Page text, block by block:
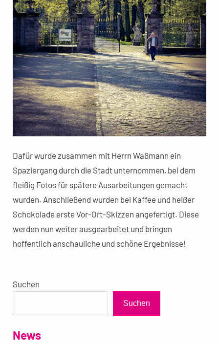
Dafür wurde zusammen mit Herrn Waßmann ein
Spaziergang durch die Stadt unternommen, bei dem
fleißig Fotos für spätere Ausarbeitungen gemacht
wurden. Anschließend wurden bei Kaffee und heißer
Schokolade erste Vor-Ort-Skizzen angefertigt. Diese
werden nun weiter ausgearbeitet und bringen
hoffentlich anschauliche und schöne Ergebnisse!
Suchen
Suchen
News